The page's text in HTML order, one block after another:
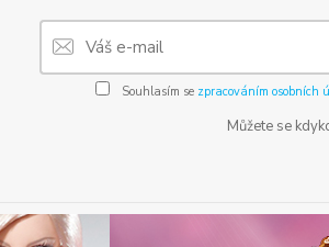
Souhlasím se zpracováním osobních
Můžete se